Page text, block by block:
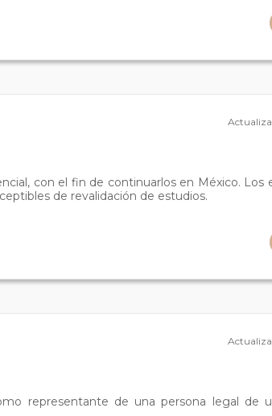
con el fin de continuarlos en México. Los
de revalidación de estudios.
representante de una persona legal de